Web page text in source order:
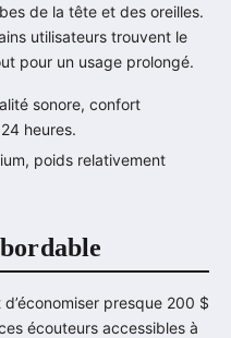
de la tête et des oreilles.
utilisateurs trouvent le
pour un usage prolongé.
sonore, confort
heures.
poids relativement
presque 200 $
écouteurs accessibles à